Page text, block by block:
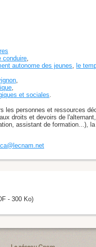
conduire,
autonome des jeunes, le
,
,
et sociales.
les personnes et ressources
droits et devoirs de
assistant de formation...),
- 300 Ko)